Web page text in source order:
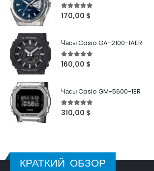
5out of 5
170,00 $
Часы Casio GA-2100-1AER
5out of 5
160,00 $
Часы Casio GM-5600-1ER
5out of 5
310,00 $
КРАТКИЙ ОБЗОР